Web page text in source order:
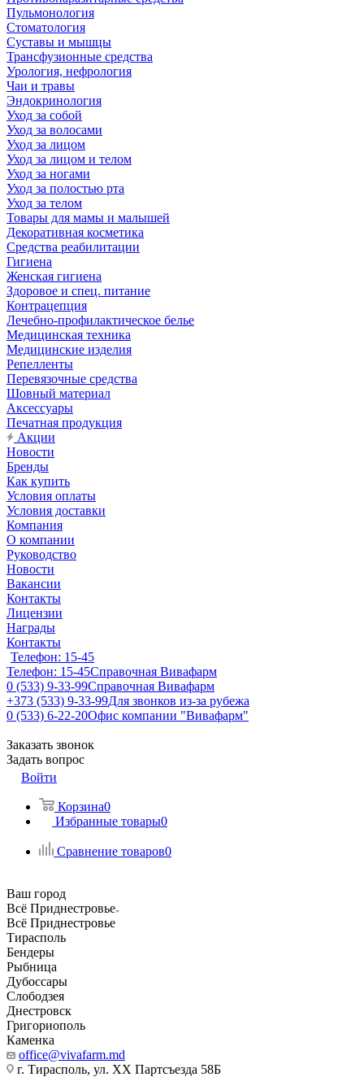
Пульмонология
Стоматология
Суставы и мышцы
Трансфузионные средства
Урология, нефрология
Чаи и травы
Эндокринология
Уход за собой
Уход за волосами
Уход за лицом
Уход за лицом и телом
Уход за ногами
Уход за полостью рта
Уход за телом
Товары для мамы и малышей
Декоративная косметика
Средства реабилитации
Гигиена
Женская гигиена
Здоровое и спец. питание
Контрацепция
Лечебно-профилактическое белье
Медицинская техника
Медицинские изделия
Репелленты
Перевязочные средства
Шовный материал
Аксессуары
Печатная продукция
Акции
Новости
Бренды
Как купить
Условия оплаты
Условия доставки
Компания
О компании
Руководство
Новости
Вакансии
Контакты
Лицензии
Награды
Контакты
Телефон: 15-45
Телефон: 15-45Справочная Вивафарм
0 (533) 9-33-99Справочная Вивафарм
+373 (533) 9-33-99Для звонков из-за рубежа
0 (533) 6-22-20Офис компании "Вивафарм"
Заказать звонок
Задать вопрос
Войти
Корзина0
Избранные товары0
Сравнение товаров0
Ваш город
Всё Приднестровье
Всё Приднестровье
Тирасполь
Бендеры
Рыбница
Дубоссары
Слободзея
Днестровск
Григориополь
Каменка
office@vivafarm.md
г. Тирасполь, ул. ХХ Партсъезда 58Б